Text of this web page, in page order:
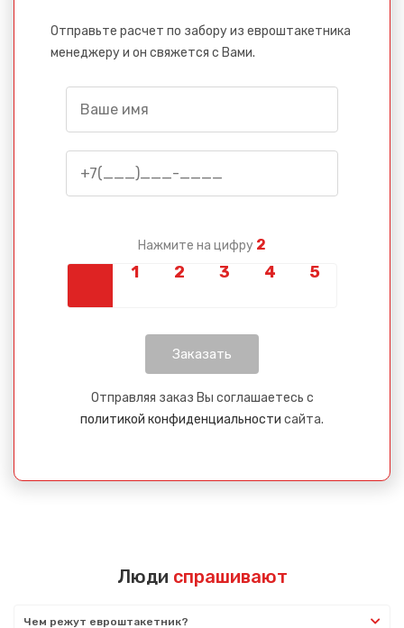
Отправьте расчет по забору из евроштакетника
менеджеру и он свяжется с Вами.
Нажмите на цифру 2
Отправляя заказ Вы соглашаетесь с
политикой конфиденциальности сайта.
Люди спрашивают
Чем режут евроштакетник?